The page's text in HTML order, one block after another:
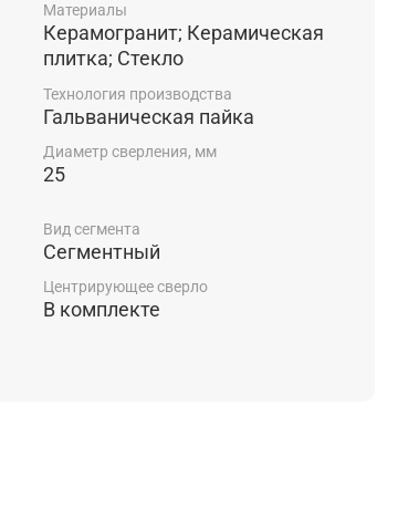
Материалы
Керамогранит; Керамическая
плитка; Стекло
Технология производства
Гальваническая пайка
Диаметр сверления, мм
25
Вид сегмента
Сегментный
Центрирующее сверло
В комплекте